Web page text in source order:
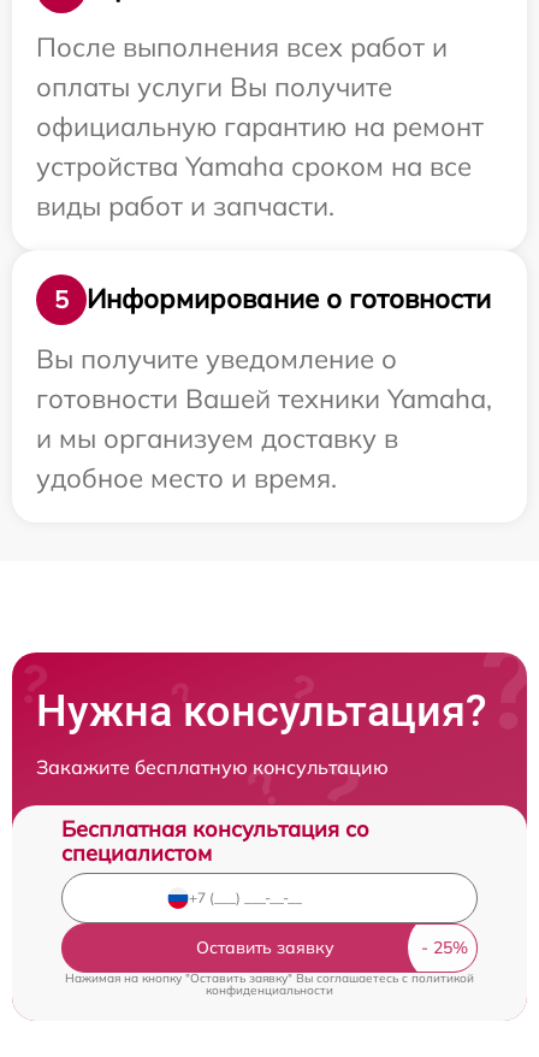
После выполнения всех работ и
оплаты услуги Вы получите
официальную гарантию на ремонт
устройства Yamaha сроком на все
виды работ и запчасти.
5
Информирование о готовности
Вы получите уведомление о
готовности Вашей техники Yamaha,
и мы организуем доставку в
удобное место и время.
Нужна консультация?
Закажите бесплатную консультацию
Бесплатная консультация со
специалистом
Оставить заявку
Нажимая на кнопку "Оставить заявку" Вы соглашаетесь cполитикой
конфиденциальности